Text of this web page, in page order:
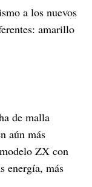
a los nuevos
amarillo
de malla
aún más
ZX con
energía, más